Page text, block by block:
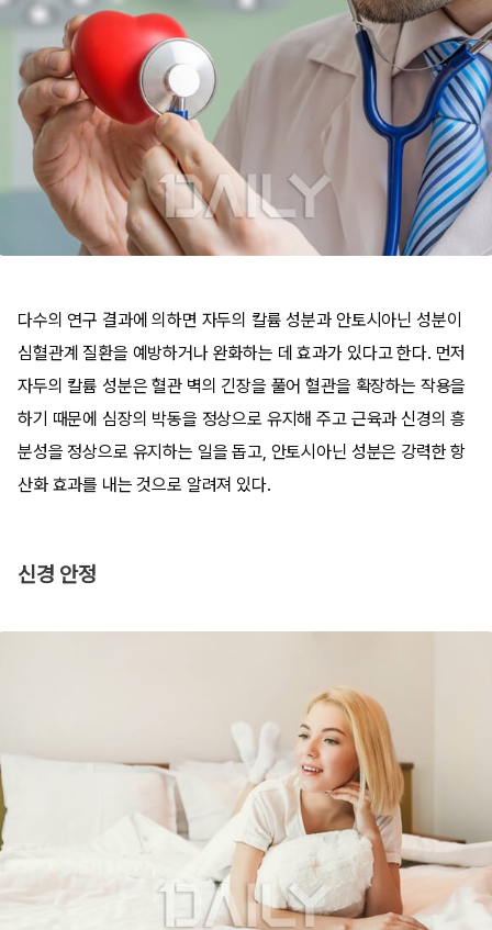
다수의 연구 결과에 의하면 자두의 칼륨 성분과 안토시아닌 성분이
심혈관계 질환을 예방하거나 완화하는 데 효과가 있다고 한다. 먼저
자두의 칼륨 성분은 혈관 벽의 긴장을 풀어 혈관을 확장하는 작용을
하기 때문에 심장의 박동을 정상으로 유지해 주고 근육과 신경의 흥
분성을 정상으로 유지하는 일을 돕고, 안토시아닌 성분은 강력한 항
산화 효과를 내는 것으로 알려져 있다.
신경 안정